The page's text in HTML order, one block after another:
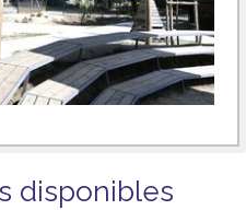
disponibles